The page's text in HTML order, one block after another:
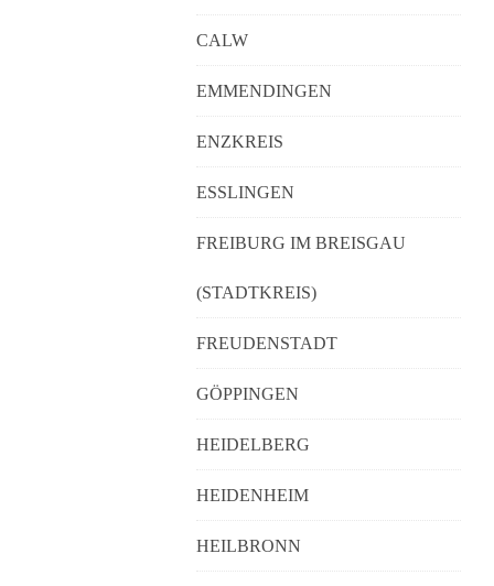
CALW
EMMENDINGEN
ENZKREIS
ESSLINGEN
FREIBURG IM BREISGAU
(STADTKREIS)
FREUDENSTADT
GÖPPINGEN
HEIDELBERG
HEIDENHEIM
HEILBRONN